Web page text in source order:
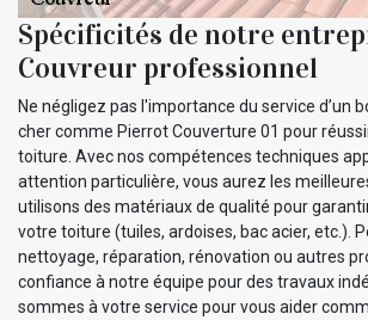
Spécificités de notre
Couvreur professionnel
Ne négligez pas l'importance du service d’un
cher comme Pierrot Couverture 01 pour
toiture. Avec nos compétences techniques
attention particulière, vous aurez les
utilisons des matériaux de qualité pour
votre toiture (tuiles, ardoises, bac acier, etc.).
nettoyage, réparation, rénovation ou autres
confiance à notre équipe pour des travaux
sommes à votre service pour vous aider